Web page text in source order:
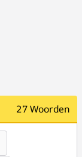
27 Woorden